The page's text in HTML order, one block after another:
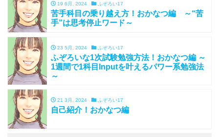
19 6月, 2024 ふぞろい17
苦手科目の乗り越え方！おかなつ編 ～“苦
手”は思考停止ワード～
23 5月, 2024 ふぞろい17
ふぞろいな1次試験勉強方法！おかなつ編 ～
1週間で1科目Inputを叶えるパワー系勉強法
～
21 3月, 2024 ふぞろい17
自己紹介！おかなつ編